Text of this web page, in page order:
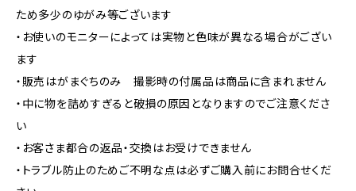
ため多少のゆがみ等ございます
・お使いのモニターによっては実物と色味が異なる場合がござい
ます
・販売はがまぐちのみ 撮影時の付属品は商品に含まれません
・中に物を詰めすぎると破損の原因となりますのでご注意くださ
い
・お客さま都合の返品・交換はお受けできません
・トラブル防止のためご不明な点は必ずご購入前にお問合せくだ